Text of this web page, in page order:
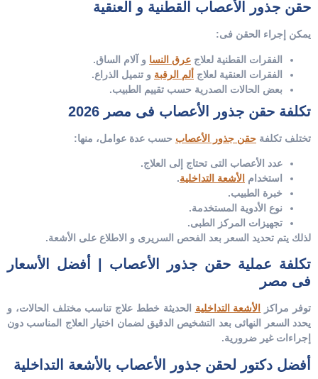
حقن جذور الأعصاب القطنية و العنقية
يمكن إجراء الحقن فى:
الفقرات القطنية لعلاج عرق النسا و آلام الساق.
الفقرات العنقية لعلاج ألم الرقبة و تنميل الذراع.
بعض الحالات الصدرية حسب تقييم الطبيب.
تكلفة حقن جذور الأعصاب فى مصر 2026
تختلف تكلفة حقن جذور الأعصاب حسب عدة عوامل، منها:
عدد الأعصاب التى تحتاج إلى العلاج.
استخدام الأشعة التداخلية.
خبرة الطبيب.
نوع الأدوية المستخدمة.
تجهيزات المركز الطبى.
لذلك يتم تحديد السعر بعد الفحص السريرى و الاطلاع على الأشعة.
تكلفة عملية حقن جذور الأعصاب | أفضل الأسعار
فى مصر
توفر مراكز الأشعة التداخلية الحديثة خطط علاج تناسب مختلف الحالات، و
يحدد السعر النهائى بعد التشخيص الدقيق لضمان اختيار العلاج المناسب دون
إجراءات غير ضرورية.
أفضل دكتور لحقن جذور الأعصاب بالأشعة التداخلية